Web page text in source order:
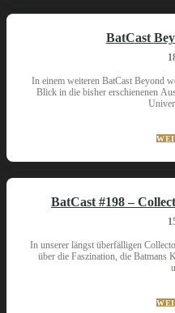
BatCast
In einem weiteren BatCast Beyond
Blick in die bisher erschienenen
BatCast #198 –
In unserer längst überfälligen
über die Faszination, die Batmans